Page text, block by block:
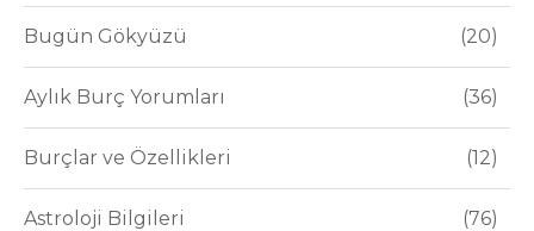
Bugün Gökyüzü 20
Aylık Burç Yorumları 36
Burçlar ve Özellikleri 12
Astroloji Bilgileri 76